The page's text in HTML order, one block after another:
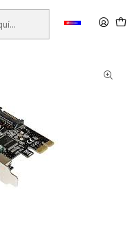
2 PUERTOS